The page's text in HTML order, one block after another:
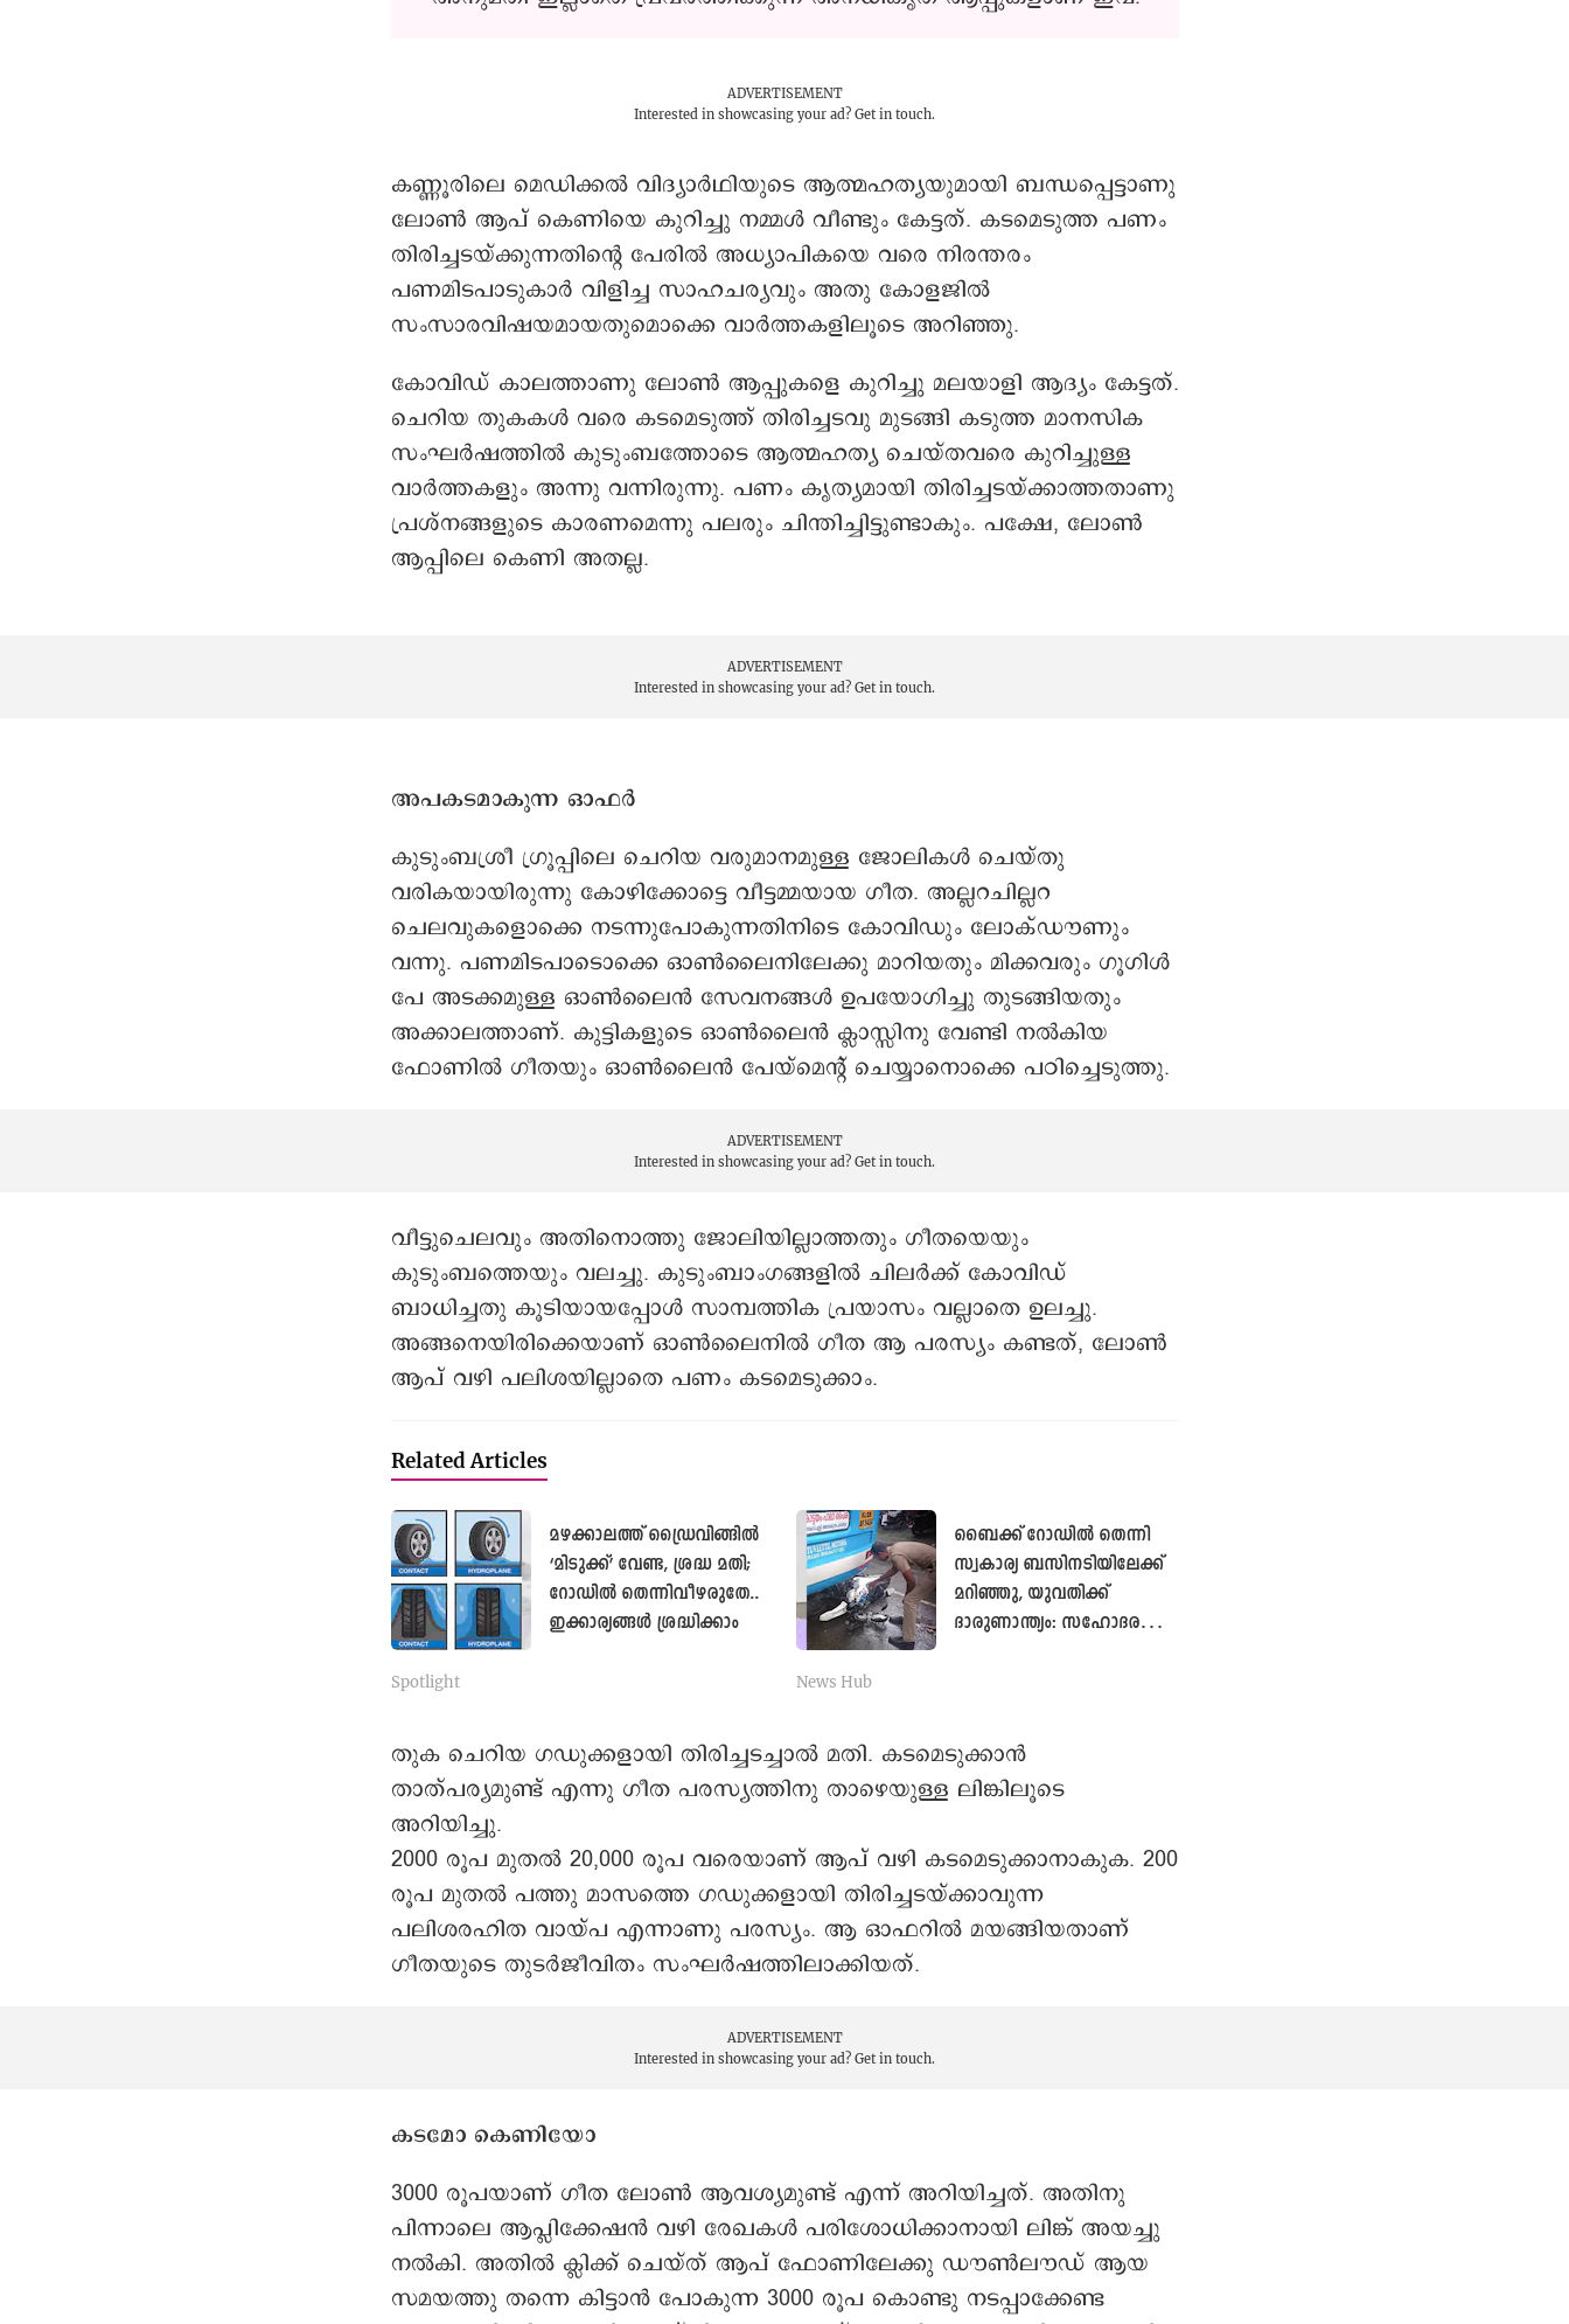
ADVERTISEMENT
Interested in showcasing your ad? Get in touch.
കണ്ണൂരിലെ മെഡിക്കൽ വിദ്യാർഥിയുടെ ആത്മഹത്യയുമായി ബന്ധപ്പെട്ടാണു
ലോൺ ആപ് കെണിയെ കുറിച്ചു നമ്മൾ വീണ്ടും കേട്ടത്. കടമെടുത്ത പണം
തിരിച്ചടയ്ക്കുന്നതിന്റെ പേരിൽ അധ്യാപികയെ വരെ നിരന്തരം
പണമിടപാടുകാർ വിളിച്ച സാഹചര്യവും അതു കോളജിൽ
സംസാരവിഷയമായതുമൊക്കെ വാർത്തകളിലൂടെ അറിഞ്ഞു.
കോവിഡ് കാലത്താണു ലോൺ ആപ്പുകളെ കുറിച്ചു മലയാളി ആദ്യം കേട്ടത്.
ചെറിയ തുകകൾ വരെ കടമെടുത്ത് തിരിച്ചടവു മുടങ്ങി കടുത്ത മാനസിക
സംഘർഷത്തിൽ കുടുംബത്തോടെ ആത്മഹത്യ ചെയ്തവരെ കുറിച്ചുള്ള
വാർത്തകളും അന്നു വന്നിരുന്നു. പണം കൃത്യമായി തിരിച്ചടയ്ക്കാത്തതാണു
പ്രശ്നങ്ങളുടെ കാരണമെന്നു പലരും ചിന്തിച്ചിട്ടുണ്ടാകും. പക്ഷേ, ലോൺ
ആപ്പിലെ കെണി അതല്ല.
ADVERTISEMENT
Interested in showcasing your ad? Get in touch.
അപകടമാകുന്ന ഓഫർ
കുടുംബശ്രീ ഗ്രൂപ്പിലെ ചെറിയ വരുമാനമുള്ള ജോലികൾ ചെയ്തു
വരികയായിരുന്നു കോഴിക്കോട്ടെ വീട്ടമ്മയായ ഗീത. അല്ലറചില്ലറ
ചെലവുകളൊക്കെ നടന്നുപോകുന്നതിനിടെ കോവിഡും ലോക്ഡൗണും
വന്നു. പണമിടപാടൊക്കെ ഓൺലൈനിലേക്കു മാറിയതും മിക്കവരും ഗൂഗിൾ
പേ അടക്കമുള്ള ഓൺലൈൻ സേവനങ്ങൾ ഉപയോഗിച്ചു തുടങ്ങിയതും
അക്കാലത്താണ്. കുട്ടികളുടെ ഓൺലൈൻ ക്ലാസ്സിനു വേണ്ടി നൽകിയ
ഫോണിൽ ഗീതയും ഓൺലൈൻ പേയ്മെന്റ് ചെയ്യാനൊക്കെ പഠിച്ചെടുത്തു.
ADVERTISEMENT
Interested in showcasing your ad? Get in touch.
വീട്ടുചെലവും അതിനൊത്തു ജോലിയില്ലാത്തതും ഗീതയെയും
കുടുംബത്തെയും വലച്ചു. കുടുംബാംഗങ്ങളിൽ ചിലർക്ക് കോവിഡ്
ബാധിച്ചതു കൂടിയായപ്പോൾ സാമ്പത്തിക പ്രയാസം വല്ലാതെ ഉലച്ചു.
അങ്ങനെയിരിക്കെയാണ് ഓൺലൈനിൽ ഗീത ആ പരസ്യം കണ്ടത്, ലോൺ
ആപ് വഴി പലിശയില്ലാതെ പണം കടമെടുക്കാം.
Related Articles
മഴക്കാലത്ത് ഡ്രൈവിങ്ങില്‍
‘മിടുക്ക്’ വേണ്ട, ശ്രദ്ധ മതി;
റോ‍‍ഡില്‍ തെന്നിവീഴരുതേ..
ഇക്കാര്യങ്ങള്‍ ശ്രദ്ധിക്കാം
Spotlight
ബൈക്ക് റോഡിൽ തെന്നി
സ്വകാര്യ ബസിനടിയിലേക്ക്
മറിഞ്ഞു, യുവതിക്ക്
ദാരുണാന്ത്യം: സഹോദരന്
News Hub
തുക ചെറിയ ഗഡുക്കളായി തിരിച്ചടച്ചാൽ മതി. കടമെടുക്കാൻ
താത്പര്യമുണ്ട് എന്നു ഗീത പരസ്യത്തിനു താഴെയുള്ള ലിങ്കിലൂടെ
അറിയിച്ചു.
2000 രൂപ മുതൽ 20,000 രൂപ വരെയാണ് ആപ് വഴി കടമെടുക്കാനാകുക. 200
രൂപ മുതൽ പത്തു മാസത്തെ ഗഡുക്കളായി തിരിച്ചടയ്ക്കാവുന്ന
പലിശരഹിത വായ്പ എന്നാണു പരസ്യം. ആ ഓഫറിൽ മയങ്ങിയതാണ്
ഗീതയുടെ തുടർജീവിതം സംഘർഷത്തിലാക്കിയത്.
ADVERTISEMENT
Interested in showcasing your ad? Get in touch.
കടമോ കെണിയോ
3000 രൂപയാണ് ഗീത ലോൺ ആവശ്യമുണ്ട് എന്ന് അറിയിച്ചത്. അതിനു
പിന്നാലെ ആപ്ലിക്കേഷൻ വഴി രേഖകൾ പരിശോധിക്കാനായി ലിങ്ക് അയച്ചു
നൽകി. അതിൽ ക്ലിക്ക് ചെയ്ത് ആപ് ഫോണിലേക്കു ഡൗൺലൗഡ് ആയ
സമയത്തു തന്നെ കിട്ടാൻ പോകുന്ന 3000 രൂപ കൊണ്ടു നടപ്പാക്കേണ്ട